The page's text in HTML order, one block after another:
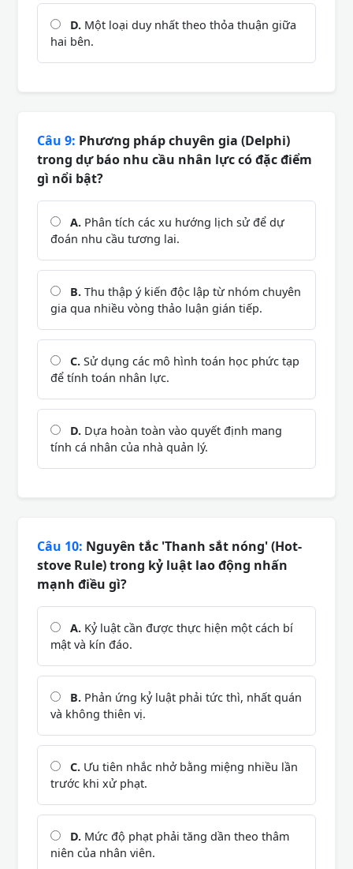
D. Một loại duy nhất theo thỏa thuận giữa
hai bên.
Câu 9: Phương pháp chuyên gia (Delphi)
trong dự báo nhu cầu nhân lực có đặc điểm
gì nổi bật?
A. Phân tích các xu hướng lịch sử để dự
đoán nhu cầu tương lai.
B. Thu thập ý kiến độc lập từ nhóm chuyên
gia qua nhiều vòng thảo luận gián tiếp.
C. Sử dụng các mô hình toán học phức tạp
để tính toán nhân lực.
D. Dựa hoàn toàn vào quyết định mang
tính cá nhân của nhà quản lý.
Câu 10: Nguyên tắc 'Thanh sắt nóng' (Hot-
stove Rule) trong kỷ luật lao động nhấn
mạnh điều gì?
A. Kỷ luật cần được thực hiện một cách bí
mật và kín đáo.
B. Phản ứng kỷ luật phải tức thì, nhất quán
và không thiên vị.
C. Ưu tiên nhắc nhở bằng miệng nhiều lần
trước khi xử phạt.
D. Mức độ phạt phải tăng dần theo thâm
niên của nhân viên.